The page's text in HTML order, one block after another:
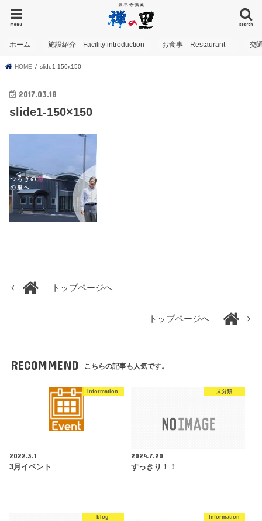
search
menu
ホーム 施設紹介 Facility introduction お食事 Restaurant 交
HOME slide1-150x150
2017.03.18
slide1-150×150
トップページへ
トップページへ
RECOMMEND こちらの記事も人気です。
Information
2022.3.1
3月イベント
未分類
2024.7.20
すっきり！！
blog Information